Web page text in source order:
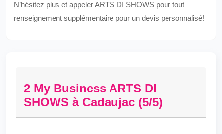
N’hésitez plus et appeler ARTS DI SHOWS pour tout
renseignement supplémentaire pour un devis personnalisé!
2 My Business ARTS DI
SHOWS à Cadaujac (5/5)